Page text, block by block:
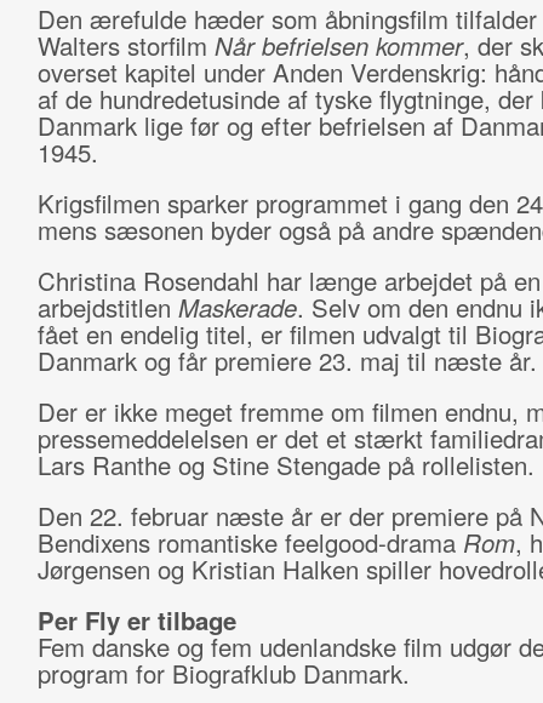
Den ærefulde hæder som åbningsfilm tilfalder
Walters storfilm Når befrielsen kommer, der
overset kapitel under Anden Verdenskrig:
af de hundredetusinde af tyske flygtninge, der
Danmark lige før og efter befrielsen af
1945.
Krigsfilmen sparker programmet i gang den
mens sæsonen byder også på andre
Christina Rosendahl har længe arbejdet på
arbejdstitlen Maskerade. Selv om den endnu
fået en endelig titel, er filmen udvalgt til
Danmark og får premiere 23. maj til næste år.
Der er ikke meget fremme om filmen endnu,
pressemeddelelsen er det et stærkt
Lars Ranthe og Stine Stengade på rollelisten.
Den 22. februar næste år er der premiere på
Bendixens romantiske feelgood-drama Rom,
Jørgensen og Kristian Halken spiller
Per Fly er tilbage
Fem danske og fem udenlandske film udgør
program for Biografklub Danmark.